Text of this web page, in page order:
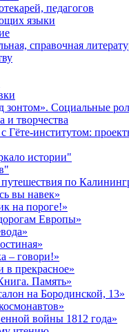
педагогов
языки
справочная
зонтом». Социальные
и творчества
Гёте-институтом:
истории"
по
вы навек»
на пороге!»
Европы»
– говори!»
в прекрасное»
Память»
на Бородинской, 13»
войны 1812 года»